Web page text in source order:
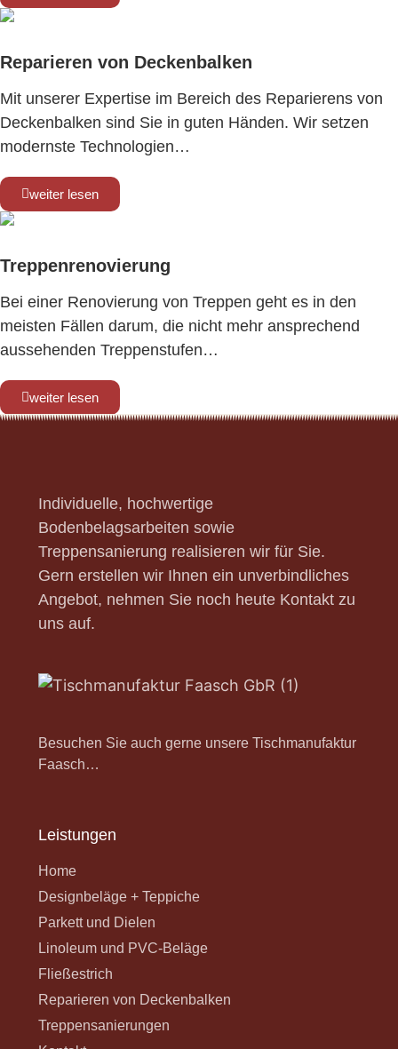
Reparieren von Deckenbalken
Mit unserer Expertise im Bereich des Reparierens von
Deckenbalken sind Sie in guten Händen. Wir setzen
modernste Technologien…
weiter lesen
Treppenrenovierung
Bei einer Renovierung von Treppen geht es in den
meisten Fällen darum, die nicht mehr ansprechend
aussehenden Treppenstufen…
weiter lesen
Individuelle, hochwertige
Bodenbelagsarbeiten sowie
Treppensanierung realisieren wir für Sie.
Gern erstellen wir Ihnen ein unverbindliches
Angebot, nehmen Sie noch heute Kontakt zu
uns auf.
Besuchen Sie auch gerne unsere Tischmanufaktur
Faasch…
Leistungen
Home
Designbeläge + Teppiche
Parkett und Dielen
Linoleum und PVC-Beläge
Fließestrich
Reparieren von Deckenbalken
Treppensanierungen